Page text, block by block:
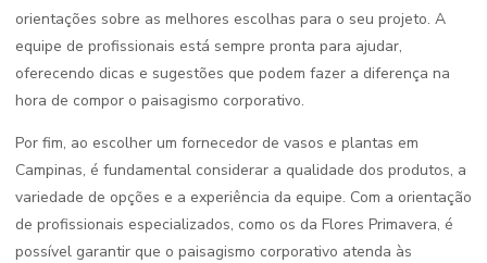
orientações sobre as melhores escolhas para o seu projeto. A
equipe de profissionais está sempre pronta para ajudar,
oferecendo dicas e sugestões que podem fazer a diferença na
hora de compor o paisagismo corporativo.
Por fim, ao escolher um fornecedor de vasos e plantas em
Campinas, é fundamental considerar a qualidade dos produtos, a
variedade de opções e a experiência da equipe. Com a orientação
de profissionais especializados, como os da Flores Primavera, é
possível garantir que o paisagismo corporativo atenda às